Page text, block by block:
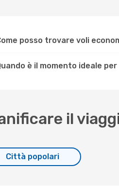
posso trovare voli
è il momento ideale
il
Città popolari